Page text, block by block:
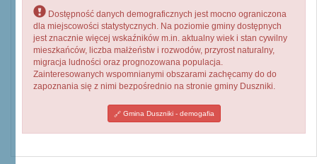
Dostępność danych demograficznych jest mocno ograniczona
dla miejscowości statystycznych. Na poziomie gminy dostępnych
jest znacznie więcej wskaźników m.in. aktualny wiek i stan cywilny
mieszkańców, liczba małżeństw i rozwodów, przyrost naturalny,
migracja ludności oraz prognozowana populacja.
Zainteresowanych wspomnianymi obszarami zachęcamy do do
zapoznania się z nimi bezpośrednio na stronie gminy Duszniki.
Gmina Duszniki - demogafia